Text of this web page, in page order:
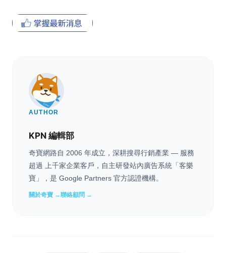
AUTHOR
KPN 編輯部
奇寶網路自 2006 年成立，深耕搜尋行銷產業 — 服務
超過 上千家企業客戶，自主研發站內廣告系統「客樂
寶」，是 Google Partners 官方認證機構。
關於奇寶 →聯絡顧問 →